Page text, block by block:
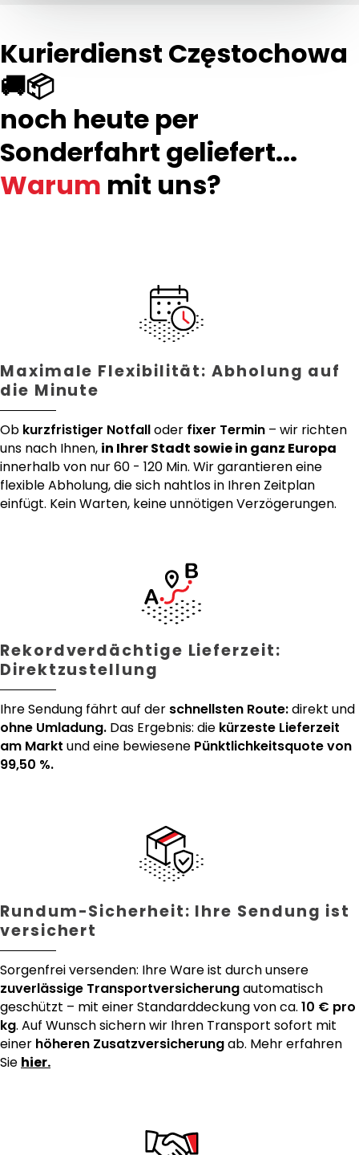
Kurierdienst Częstochowa
🚚📦
noch heute per
Sonderfahrt geliefert...
Warum mit uns?
Maximale Flexibilität: Abholung auf
die Minute
Ob kurzfristiger Notfalloder fixer Termin – wir richten
uns nach Ihnen, in Ihrer Stadt sowie in ganz Europa
innerhalb von nur 60 - 120 Min. Wir garantieren eine
flexible Abholung, die sich nahtlos in Ihren Zeitplan
einfügt. Kein Warten, keine unnötigen Verzögerungen.
Rekordverdächtige Lieferzeit:
Direktzustellung
Ihre Sendung fährt auf der schnellsten Route:direkt und
ohne Umladung. Das Ergebnis: die kürzeste Lieferzeit
am Markt und eine bewiesene Pünktlichkeitsquote von
99,50 %.
Rundum-Sicherheit: Ihre Sendung ist
versichert
Sorgenfrei versenden: Ihre Ware ist durch unsere
zuverlässige Transportversicherungautomatisch
geschützt – mit einer Standarddeckung von ca. 10 € pro
kg. Auf Wunsch sichern wir Ihren Transport sofort mit
einer höheren Zusatzversicherungab. Mehr erfahren
Sie hier.